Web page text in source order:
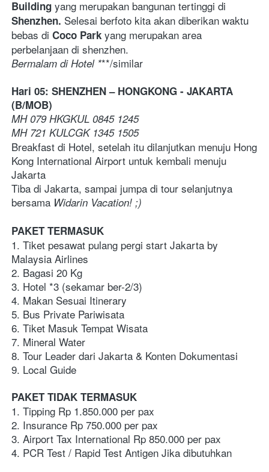
Building
Shenzhen. Selesai berfoto kita akan diberikan waktu
bebas di Coco Park yang merupakan area
perbelanjaan di shenzhen.
Bermalam di Hotel ***/similar
Hari 05: SHENZHEN – HONGKONG - JAKARTA
(B/MOB)
MH 079 HKGKUL 0845 1245
MH 721 KULCGK 1345 1505
Breakfast di Hotel, setelah itu dilanjutkan menuju Hong
Kong International Airport untuk kembali menuju
Jakarta
Tiba di Jakarta, sampai jumpa di tour selanjutnya
bersama Widarin Vacation! ;)
PAKET TERMASUK
1. Tiket pesawat pulang pergi start Jakarta by
Malaysia Airlines
2. Bagasi 20 Kg
3. Hotel *3 (sekamar ber-2/3)
4. Makan Sesuai Itinerary
5. Bus Private Pariwisata
6. Tiket Masuk Tempat Wisata
7. Mineral Water
8. Tour Leader dari Jakarta & Konten Dokumentasi
9. Local Guide
PAKET TIDAK TERMASUK
1. Tipping Rp 1.850.000 per pax
2. Insurance Rp 750.000 per pax
3. Airport Tax International Rp 850.000 per pax
4. PCR Test / Rapid Test Antigen Jika dibutuhkan